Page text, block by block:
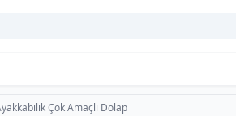
Çok Amaçlı Dolap